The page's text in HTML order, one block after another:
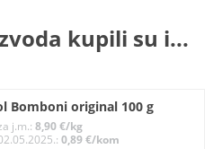
kupili su i...
Bomboni original 100 g
j.m.:8,90 €/kg
0,89 €/kom